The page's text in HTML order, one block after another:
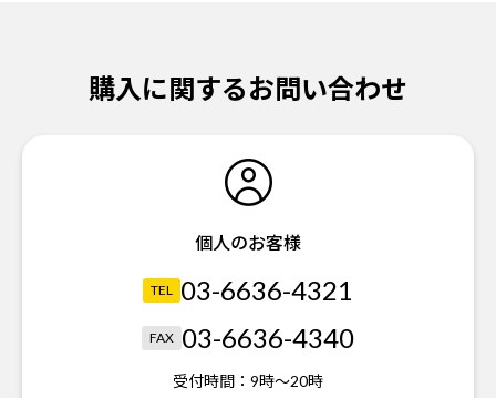
購入に関するお問い合わせ
個人のお客様
TEL 03-6636-4321
FAX 03-6636-4340
受付時間： 9時～20時